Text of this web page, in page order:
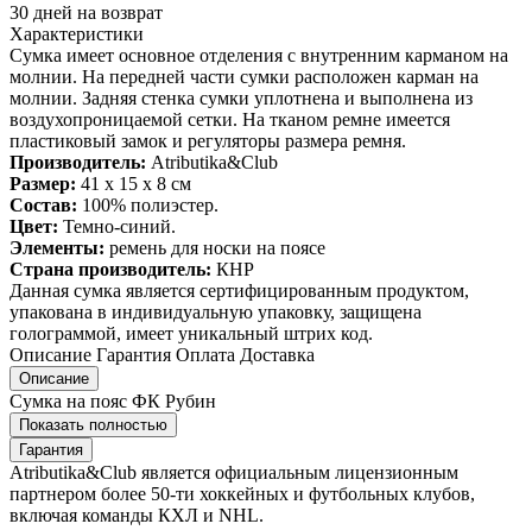
30 дней на возврат
Характеристики
Сумка имеет основное отделения с внутренним карманом на
молнии. На передней части сумки расположен карман на
молнии. Задняя стенка сумки уплотнена и выполнена из
воздухопроницаемой сетки. На тканом ремне имеется
пластиковый замок и регуляторы размера ремня.
Производитель: Atributika&Club
Размер: 41 x 15 x 8 см
Состав: 100% полиэстер.
Цвет: Темно-синий.
Элементы: ремень для носки на поясе
Страна производитель: КНР
Данная сумка является сертифицированным продуктом,
упакована в индивидуальную упаковку, защищена
голограммой, имеет уникальный штрих код.
Описание Гарантия Оплата Доставка
Описание
Сумка на пояс ФК Рубин
Показать полностью
Гарантия
Atributika&Club является официальным лицензионным
партнером более 50-ти хоккейных и футбольных клубов,
включая команды КХЛ и NHL.